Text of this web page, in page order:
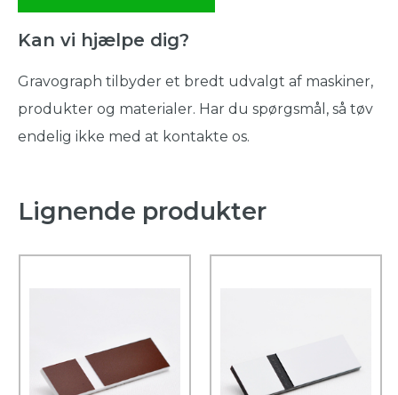
Kan vi hjælpe dig?
Gravograph tilbyder et bredt udvalgt af maskiner,
produkter og materialer. Har du spørgsmål, så tøv
endelig ikke med at kontakte os.
Lignende produkter